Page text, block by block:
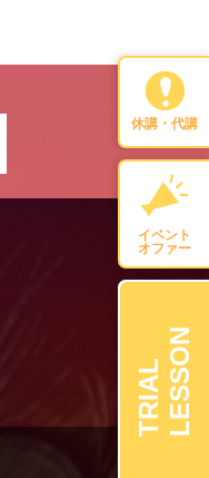
休講・代講
イベント
オファー
TRIALLESSON